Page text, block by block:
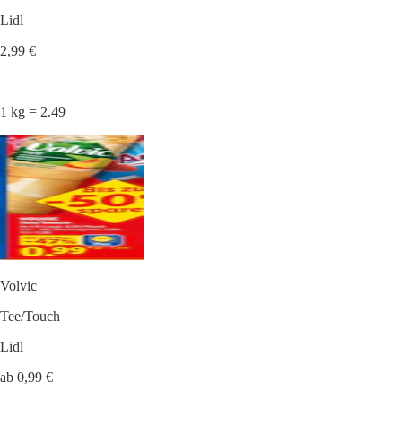
Lidl
2,99 €
1 kg = 2.49
Volvic
Tee/Touch
Lidl
ab 0,99 €